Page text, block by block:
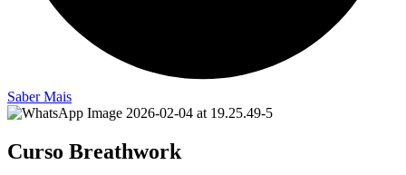
Saber Mais
Curso Breathwork